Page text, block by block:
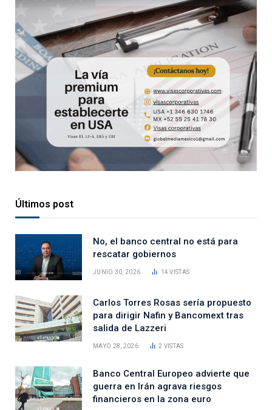
Últimos post
No, el banco central no está para
rescatar gobiernos
JUNIO 30, 2026 14VISTAS
Carlos Torres Rosas sería propuesto
para dirigir Nafin y Bancomext tras
salida de Lazzeri
MAYO 28, 2026 2 VISTAS
Banco Central Europeo advierte que
guerra en Irán agrava riesgos
financieros en la zona euro